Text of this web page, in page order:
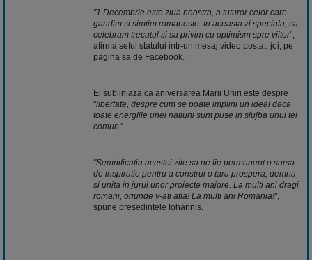
"1 Decembrie este ziua noastra, a tuturor celor care
gandim si simtim romaneste. In aceasta zi speciala, sa
celebram trecutul si sa privim cu optimism spre viitor",
afirma seful statului intr-un mesaj video postat, joi, pe
pagina sa de Facebook.
El subliniaza ca aniversarea Marii Uniri este despre
"libertate, despre cum se poate implini un ideal daca
toate energiile unei natiuni sunt puse in slujba unui tel
comun".
"Semnificatia acestei zile sa ne fie permanent o sursa
de inspiratie pentru a construi o tara prospera, demna
si unita in jurul unor proiecte majore. La multi ani dragi
romani, oriunde v-ati afla! La multi ani Romania!",
spune presedintele Iohannis.